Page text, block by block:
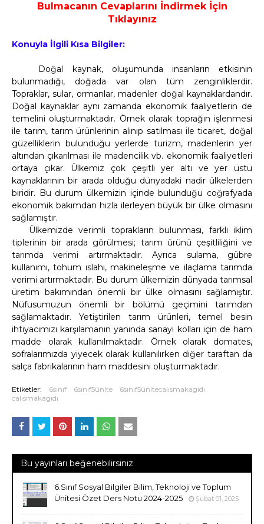
Bulmacanın Cevaplarını İndirmek İçin
Tıklayınız
Konuyla İlgili Kısa Bilgiler:
Doğal kaynak, oluşumunda insanların etkisinin
bulunmadığı, doğada var olan tüm zenginliklerdir.
Topraklar, sular, ormanlar, madenler doğal kaynaklardandır.
Doğal kaynaklar aynı zamanda ekonomik faaliyetlerin de
temelini oluşturmaktadır. Örnek olarak toprağın işlenmesi
ile tarım, tarım ürünlerinin alınıp satılması ile ticaret, doğal
güzelliklerin bulunduğu yerlerde turizm, madenlerin yer
altından çıkarılması ile madencilik vb. ekonomik faaliyetleri
ortaya çıkar. Ülkemiz çok çeşitli yer altı ve yer üstü
kaynaklarının bir arada olduğu dünyadaki nadir ülkelerden
biridir. Bu durum ülkemizin içinde bulunduğu coğrafyada
ekonomik bakımdan hızla ilerleyen büyük bir ülke olmasını
sağlamıştır.
Ülkemizde verimli toprakların bulunması, farklı iklim
tiplerinin bir arada görülmesi; tarım ürünü çeşitliliğini ve
tarımda verimi artırmaktadır. Ayrıca sulama, gübre
kullanımı, tohum ıslahı, makineleşme ve ilaçlama tarımda
verimi artırmaktadır. Bu durum ülkemizin dünyada tarımsal
üretim bakımından önemli bir ülke olmasını sağlamıştır.
Nüfusumuzun önemli bir bölümü geçimini tarımdan
sağlamaktadır. Yetiştirilen tarım ürünleri, temel besin
ihtiyacımızı karşılamanın yanında sanayi kolları için de ham
madde olarak kullanılmaktadır. Örnek olarak domates,
sofralarımızda yiyecek olarak kullanılırken diğer taraftan da
salça fabrikalarının ham maddesini oluşturmaktadır.
Etiketler: 6sınıf 6sınıf5ünite
6sınıf5ünitecalısmakagıdı
calısmakagıdı
Bu yayınları beğenebilirsiniz
6.Sınıf Sosyal Bilgiler Bilim, Teknoloji ve Toplum
Ünitesi Özet Ders Notu 2024-2025
Şubat 01, 2025